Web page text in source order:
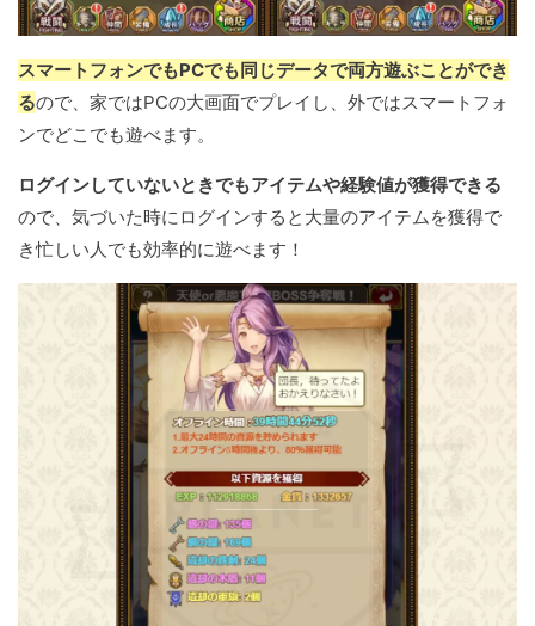
スマートフォンでもPCでも同じデータで両方遊ぶことができ
るので、家ではPCの大画面でプレイし、外ではスマートフォ
ンでどこでも遊べます。
ログインしていないときでもアイテムや経験値が獲得できる
ので、気づいた時にログインすると大量のアイテムを獲得で
き忙しい人でも効率的に遊べます！